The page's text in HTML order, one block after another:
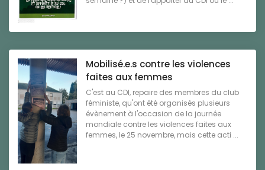
Mobilisé.e.s contre les violences
faites aux femmes
C'est au CDI, repaire des membres du club
féministe, qu'ont été organisés plusieurs
évènement à l'occasion de la journée
mondiale contre les violences faites aux
femmes, le 25 novembre, mais cette acti ...